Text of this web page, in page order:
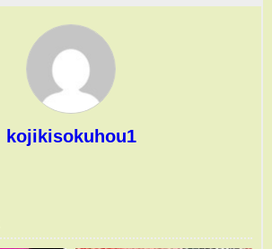
kojikisokuhou1